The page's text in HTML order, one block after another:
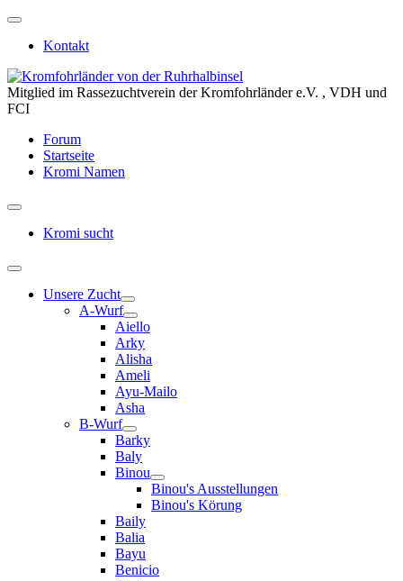
Kontakt
Mitglied im Rassezuchtverein der Kromfohrländer e.V. , VDH und
FCI
Forum
Startseite
Kromi Namen
Kromi sucht
Unsere Zucht
A-Wurf
Aiello
Arky
Alisha
Ameli
Ayu-Mailo
Asha
B-Wurf
Barky
Baly
Binou
Binou's Ausstellungen
Binou's Körung
Baily
Balia
Bayu
Benicio